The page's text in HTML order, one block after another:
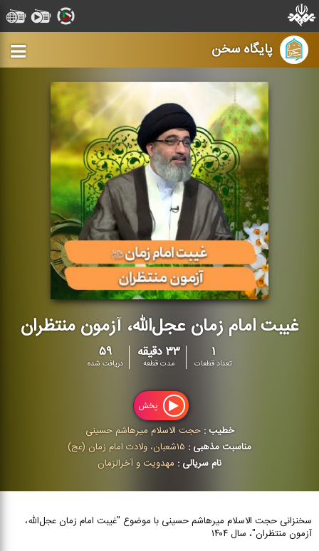
پایگاه سخن
غیبت امام زمان عجل‌الله، آزمون منتظران
۱
تعداد قطعات
۳۳ دقیقه
مدت قطعه
۵۹
دریافت شده
پخش
خطیب :حجت الاسلام میرهاشم حسینی
مناسبت مذهبی : ۱۵شعبان، ولادت امام زمان (عج)
نام سریالی : مهدویت و آخرالزمان
سخنزانی حجت الاسلام میرهاشم حسینی با موضوع "غیبت امام زمان عجل‌الله،
آزمون منتظران"، سال ۱۴۰۴